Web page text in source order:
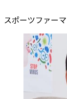
スポーツファー